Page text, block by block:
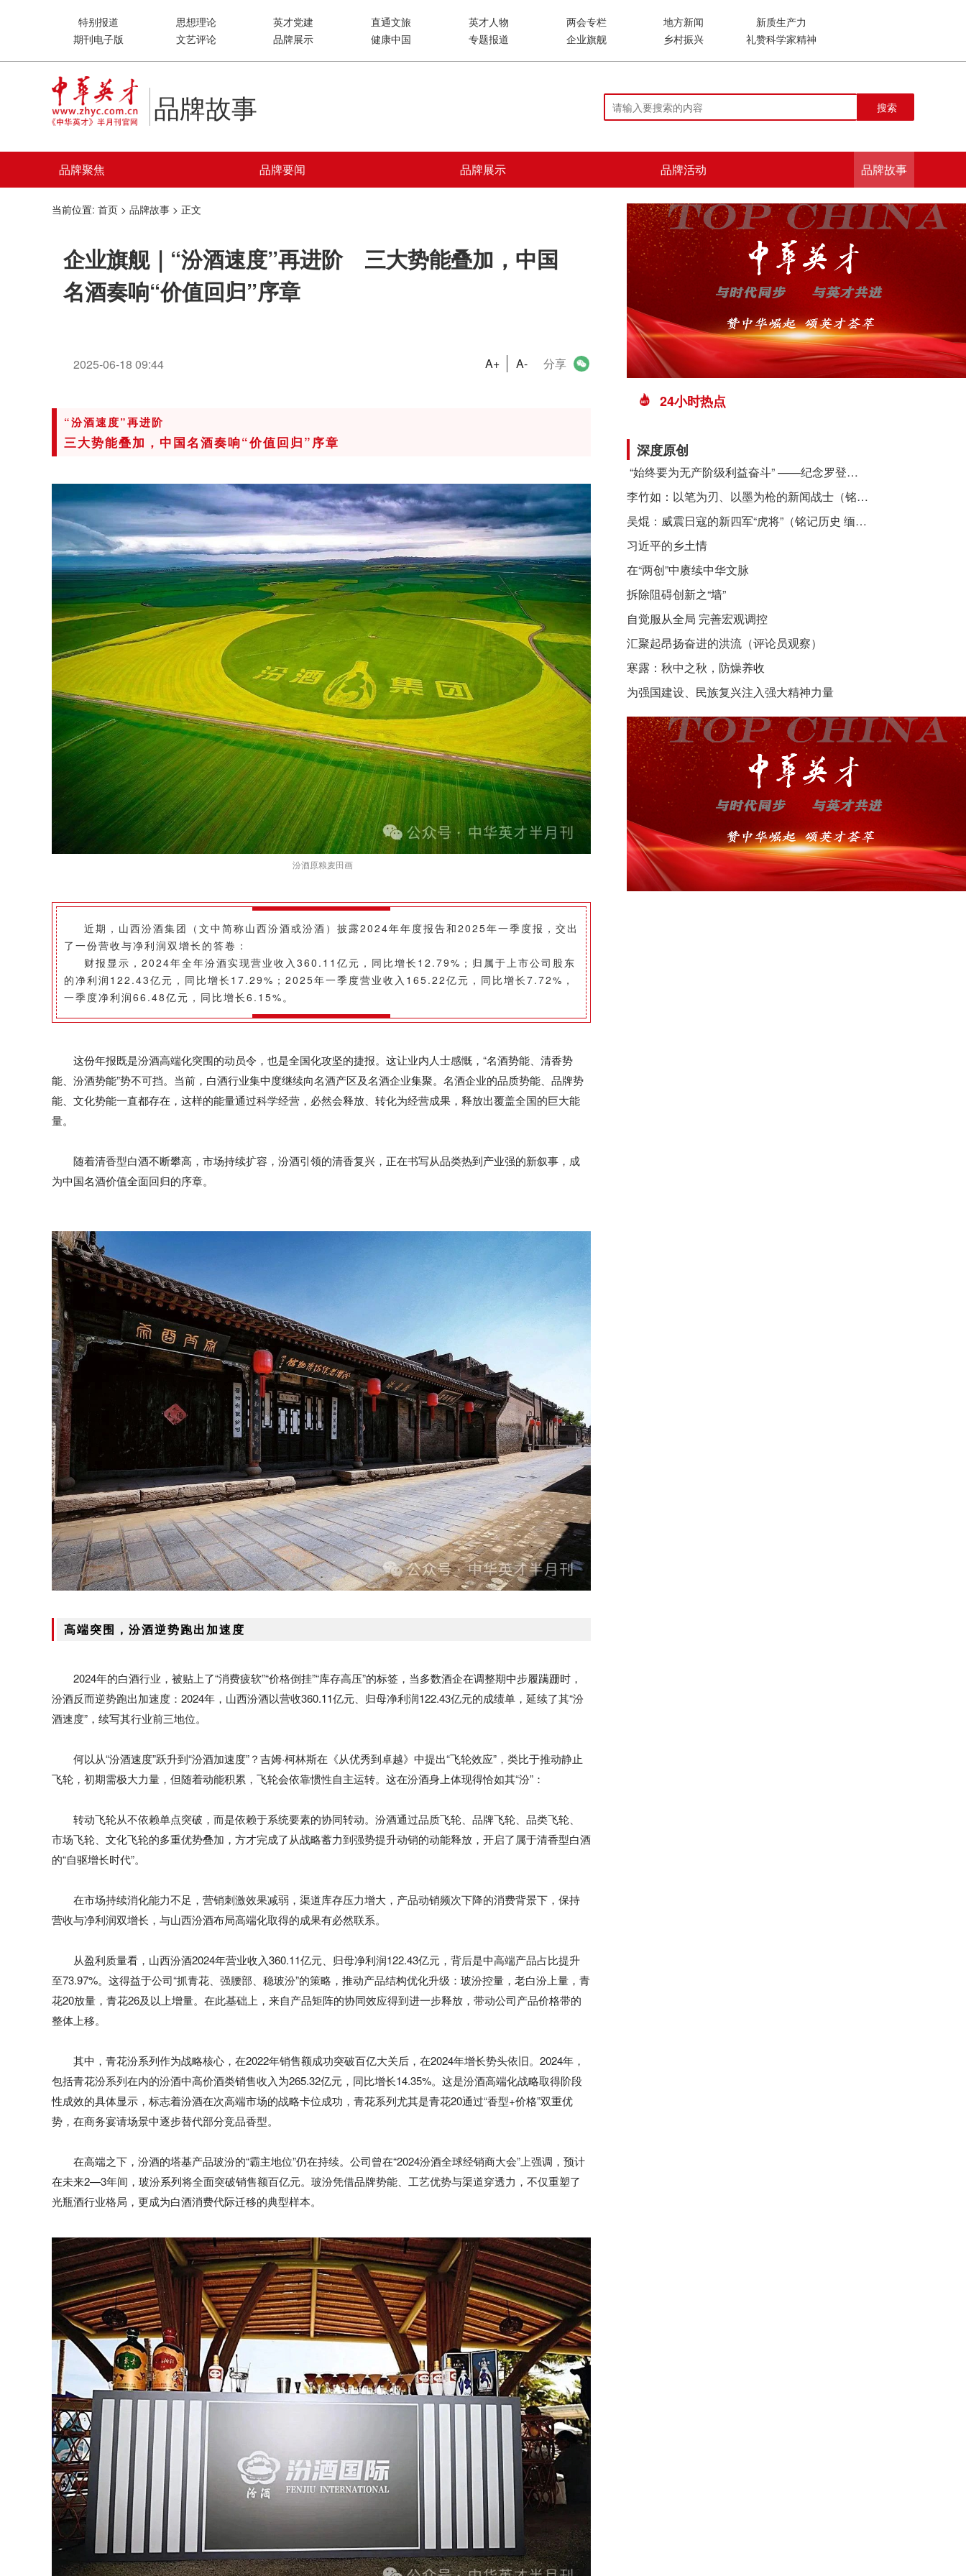
特别报道 思想理论 英才党建 直通文旅 英才人物 两会专栏 地方新闻
新质生产力
期刊电子版
文艺评论 品牌展示 健康中国 专题报道 企业旗舰 乡村振兴 礼赞科学家精神
品牌故事 搜索
品牌聚焦 品牌要闻 品牌展示 品牌活动 品牌故事
当前位置: 首页 > 品牌故事 > 正文
企业旗舰｜“汾酒速度”再进阶 三大势能叠加，中国
名酒奏响“价值回归”序章
2025-06-18 09:44 A+ A- 分享
“汾酒速度”再进阶
三大势能叠加，中国名酒奏响“价值回归”序章
汾酒原粮麦田画
近期，山西汾酒集团（文中简称山西汾酒或汾酒）披露2024年年度报告和2025年一季度报，交出
了一份营收与净利润双增长的答卷：
财报显示，2024年全年汾酒实现营业收入360.11亿元，同比增长12.79%；归属于上市公司股东
的净利润122.43亿元，同比增长17.29%；2025年一季度营业收入165.22亿元，同比增长7.72%，
一季度净利润66.48亿元，同比增长6.15%。
这份年报既是汾酒高端化突围的动员令，也是全国化攻坚的捷报。这让业内人士感慨，“名酒势能、清香势
能、汾酒势能”势不可挡。当前，白酒行业集中度继续向名酒产区及名酒企业集聚。名酒企业的品质势能、品牌势
能、文化势能一直都存在，这样的能量通过科学经营，必然会释放、转化为经营成果，释放出覆盖全国的巨大能
量。
随着清香型白酒不断攀高，市场持续扩容，汾酒引领的清香复兴，正在书写从品类热到产业强的新叙事，成
为中国名酒价值全面回归的序章。
高端突围，汾酒逆势跑出加速度
2024年的白酒行业，被贴上了“消费疲软”“价格倒挂”“库存高压”的标签，当多数酒企在调整期中步履蹒跚时，
汾酒反而逆势跑出加速度：2024年，山西汾酒以营收360.11亿元、归母净利润122.43亿元的成绩单，延续了其“汾
酒速度”，续写其行业前三地位。
何以从“汾酒速度”跃升到“汾酒加速度”？吉姆·柯林斯在《从优秀到卓越》中提出“飞轮效应”，类比于推动静止
飞轮，初期需极大力量，但随着动能积累，飞轮会依靠惯性自主运转。这在汾酒身上体现得恰如其“汾”：
转动飞轮从不依赖单点突破，而是依赖于系统要素的协同转动。汾酒通过品质飞轮、品牌飞轮、品类飞轮、
市场飞轮、文化飞轮的多重优势叠加，方才完成了从战略蓄力到强势提升动销的动能释放，开启了属于清香型白酒
的“自驱增长时代”。
在市场持续消化能力不足，营销刺激效果减弱，渠道库存压力增大，产品动销频次下降的消费背景下，保持
营收与净利润双增长，与山西汾酒布局高端化取得的成果有必然联系。
从盈利质量看，山西汾酒2024年营业收入360.11亿元、归母净利润122.43亿元，背后是中高端产品占比提升
至73.97%。这得益于公司“抓青花、强腰部、稳玻汾”的策略，推动产品结构优化升级：玻汾控量，老白汾上量，青
花20放量，青花26及以上增量。在此基础上，来自产品矩阵的协同效应得到进一步释放，带动公司产品价格带的
整体上移。
其中，青花汾系列作为战略核心，在2022年销售额成功突破百亿大关后，在2024年增长势头依旧。2024年，
包括青花汾系列在内的汾酒中高价酒类销售收入为265.32亿元，同比增长14.35%。这是汾酒高端化战略取得阶段
性成效的具体显示，标志着汾酒在次高端市场的战略卡位成功，青花系列尤其是青花20通过“香型+价格”双重优
势，在商务宴请场景中逐步替代部分竞品香型。
在高端之下，汾酒的塔基产品玻汾的“霸主地位”仍在持续。公司曾在“2024汾酒全球经销商大会”上强调，预计
在未来2—3年间，玻汾系列将全面突破销售额百亿元。玻汾凭借品牌势能、工艺优势与渠道穿透力，不仅重塑了
光瓶酒行业格局，更成为白酒消费代际迁移的典型样本。
24小时热点
深度原创
​ “始终要为无产阶级利益奋斗” ——纪念罗登贤同志诞辰120周年
李竹如：以笔为刃、以墨为枪的新闻战士（铭记历史 缅怀先烈·抗日英雄）
吴焜：威震日寇的新四军“虎将”（铭记历史 缅怀先烈·抗日英雄）
习近平的乡土情
在“两创”中赓续中华文脉
拆除阻碍创新之“墙”
自觉服从全局 完善宏观调控
汇聚起昂扬奋进的洪流（评论员观察）
寒露：秋中之秋，防燥养收
为强国建设、民族复兴注入强大精神力量